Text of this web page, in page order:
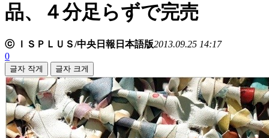
品、４分足らずで完売
ⓒ ＩＳＰＬＵＳ/中央日報日本語版2013.09.25 14:17
0
글자 작게 글자 크게